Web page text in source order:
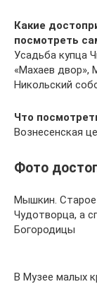
Какие
посмотреть
Усадьба купца
«Махаев двор»,
Никольский
Что
Вознесенская
Фото
Мышкин. Старое
Чудотворца, а
Богородицы
В Музее малых